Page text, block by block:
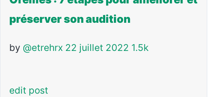
préserver son audition
by @etrehrx 22 juillet 2022 1.5k
edit post